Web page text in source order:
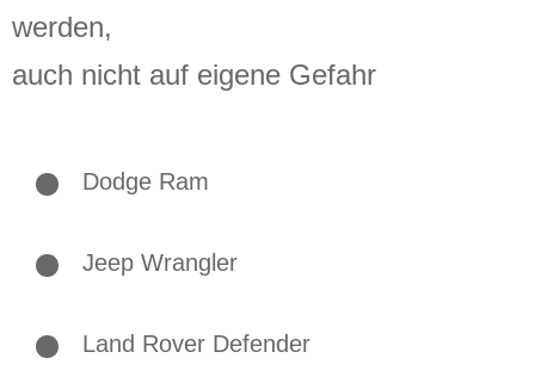
werden,
auch nicht auf eigene Gefahr
Dodge Ram
Jeep Wrangler
Land Rover Defender